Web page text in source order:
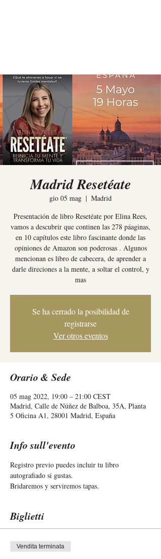
Madrid Resetéate
gio 05 mag
  |
Madrid
Presentación de libro Resetéate por Elina Rees,
vamos a descubrir que continen las 278 páaginas,
en 10 capítulos este libro fascinante donde las
opiniones de Amazon son poderosas . Algunos
mencionan es libro de cabecera, de aprender a
darle direciones a la mente, a soltar el control, y
mas
Se ha cerrado la posibilidad de
registrarse
Ver otros eventos
Orario & Sede
05 mag 2022, 19:00 – 21:00 CEST
Madrid, Calle de Núñez de Balboa, 35A, Planta
5 Oficina A1, 28001 Madrid, España
Info sull'evento
Registro previo puedes incluir tu libro
autografiado si gustas.
Bridaremos y serviremos tapas.
Biglietti
Vendita terminata